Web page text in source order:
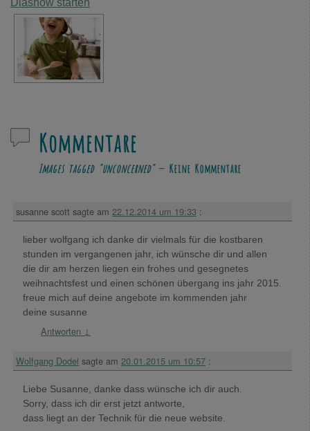
Diashow starten
Kommentare
Images tagged "unconcerned"— Keine Kommentare
susanne scott sagte am 22.12.2014 um 19:33 :
lieber wolfgang ich danke dir vielmals für die kostbaren
stunden im vergangenen jahr, ich wünsche dir und allen
die dir am herzen liegen ein frohes und gesegnetes
weihnachtsfest und einen schönen übergang ins jahr 2015.
freue mich auf deine angebote im kommenden jahr
deine susanne
Antworten ↓
Wolfgang Dodel sagte am 20.01.2015 um 10:57 :
Liebe Susanne, danke dass wünsche ich dir auch.
Sorry, dass ich dir erst jetzt antworte,
dass liegt an der Technik für die neue website.